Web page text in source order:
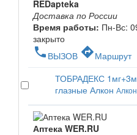
REDapteka
Доставка по России
Время работы: Пн-Вс:
закрыто
phone ВЫЗОВ directionsМаршрут
ТОБРАДЕКС
глазные Алкон Алкон
Аптека WER.RU